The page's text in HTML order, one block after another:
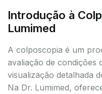
Introdução à
Lumimed
A colposcopia é um
avaliação de condições
visualização detalhada
Na Dr. Lumimed,